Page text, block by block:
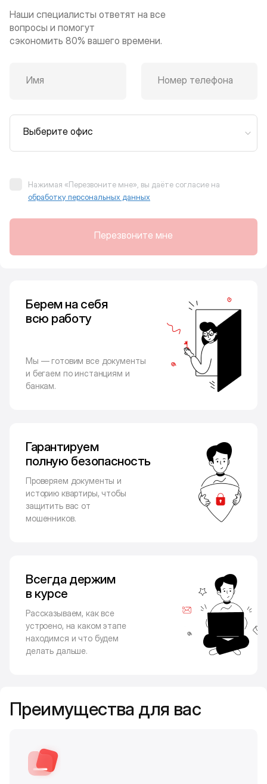
Наши специалисты ответят на все
вопросы и помогут
сэкономить 80% вашего времени.
Имя Номер телефона
Выберите офис
Нажимая «Перезвоните мне», вы даёте согласие на
обработку персональных данных
Перезвоните мне
Берем на себя
всю работу
Мы — готовим все документы
и бегаем по инстанциям и
банкам.
Гарантируем
полную безопасность
Проверяем документы и
историю квартиры, чтобы
защитить вас от
мошенников.
Всегда держим
в курсе
Рассказываем, как все
устроено, на каком этапе
находимся и что будем
делать дальше.
Преимущества для вас